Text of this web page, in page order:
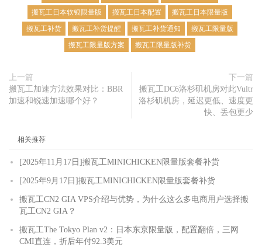
搬瓦工日本软银限量版
搬瓦工日本配置
搬瓦工日本限量版
搬瓦工补货
搬瓦工补货提醒 搬瓦工补货通知
搬瓦工限量版
搬瓦工限量版方案
搬瓦工限量版补货
上一篇
搬瓦工加速方法效果对比：BBR
加速和锐速加速哪个好？
下一篇
搬瓦工DC6洛杉矶机房对此Vultr
洛杉矶机房，延迟更低、速度更
快、丢包更少
相关推荐
[2025年11月17日]搬瓦工MINICHICKEN限量版套餐补货
[2025年9月17日]搬瓦工MINICHICKEN限量版套餐补货
搬瓦工CN2 GIA VPS介绍与优势，为什么这么多电商用户选择搬
瓦工CN2 GIA？
搬瓦工The Tokyo Plan v2：日本东京限量版，配置翻倍，三网
CMI直连，折后年付92.3美元